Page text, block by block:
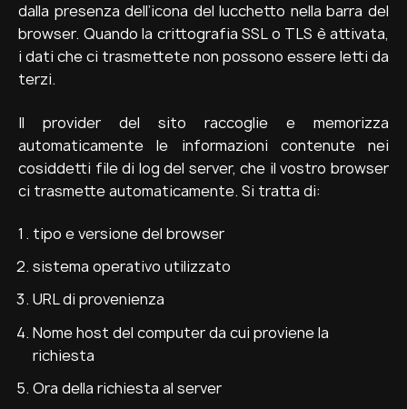
dalla presenza dell’icona del lucchetto nella barra del
browser. Quando la crittografia SSL o TLS è attivata,
i dati che ci trasmettete non possono essere letti da
terzi.
Il provider del sito raccoglie e memorizza
automaticamente le informazioni contenute nei
cosiddetti file di log del server, che il vostro browser
ci trasmette automaticamente. Si tratta di:
tipo e versione del browser
sistema operativo utilizzato
URL di provenienza
Nome host del computer da cui proviene la
richiesta
Ora della richiesta al server